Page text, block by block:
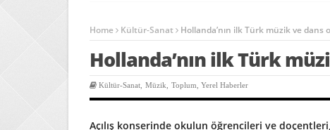
Home Kültür-Sanat Hollanda’nın ilk Türk müzik ve dans
Hollanda’nın ilk Türk
Kültür-Sanat Müzik Toplum ,Yerel Haberler
Açılış konserinde okulun öğrencileri ve